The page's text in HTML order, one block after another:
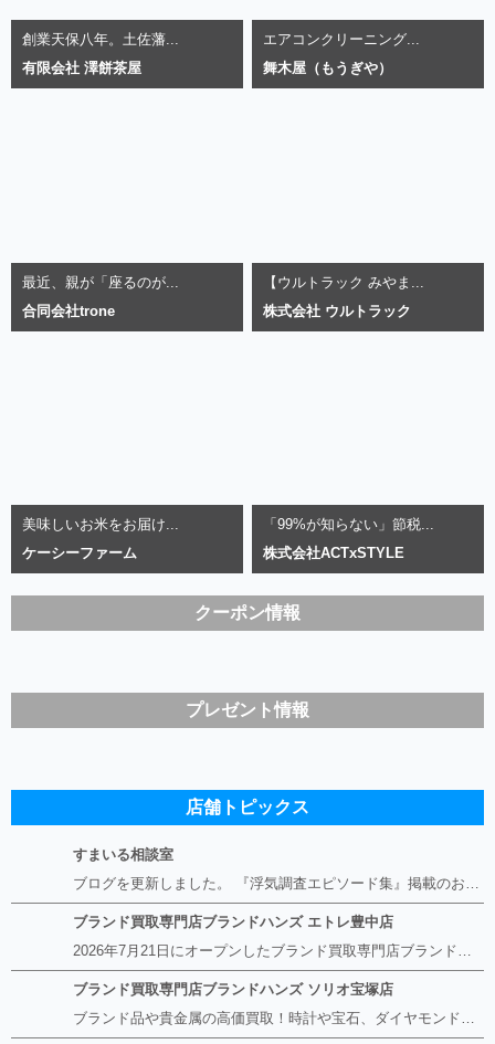
創業天保八年。土佐藩...
有限会社 澤餅茶屋
エアコンクリーニング...
舞木屋（もうぎや）
最近、親が「座るのが...
合同会社trone
【ウルトラック みやま...
株式会社 ウルトラック
美味しいお米をお届け...
ケーシーファーム
「99%が知らない」節税...
株式会社ACTxSTYLE
クーポン情報
プレゼント情報
店舗トピックス
すまいる相談室
ブログを更新しました。 『浮気調査エピソード集』掲載のお知らせ https://smile-soudan.net/index.php?QBlog-20260808-1
ブランド買取専門店ブランドハンズ エトレ豊中店
2026年7月21日にオープンしたブランド買取専門店ブランドハンズ エトレ豊中店です。 阪急豊中駅直結のショッピングモール エトレとよなかの１階に店舗がございます。 金・貴金属、ブランド品、時計、宝石などその他ブランド食器や美容機器、ブランド香水や化粧品などの取り扱いもございます。 熟練の鑑定士が親切・丁寧に接客、査定をさせていただきます。 査定だけでもOK。お気軽にご来店下さいませ！
ブランド買取専門店ブランドハンズ ソリオ宝塚店
ブランド品や貴金属の高価買取！時計や宝石、ダイヤモンドなど家に眠っているものがあったら捨てる前にブランドハンズへお越しください。 査定料は無料、お値段が付くものかお調べいたします！ 宅配買取もありますので使っていない古いルイヴィトンのバッグや財布、壊れているオメガの時計、千切れている金のネックレスや指輪、小型家電も取り扱っておりますのでお気軽にご利用下さい☆ その他ブランド食器、銀シルバー製品、美容機器、脱毛器、スマホなど幅広く取り扱っております！